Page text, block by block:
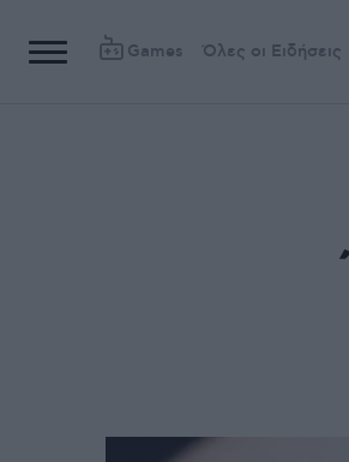
Games Όλες οι Ειδήσεις